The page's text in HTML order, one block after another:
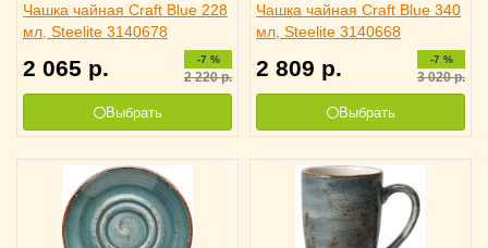
Чашка чайная Craft Blue 228
мл, Steelite 3140678
2 065 р. -7 %
2 220р.
Выбрать
Чашка чайная Craft Blue 340
мл, Steelite 3140668
2 809 р. -7 %
3 020р.
Выбрать